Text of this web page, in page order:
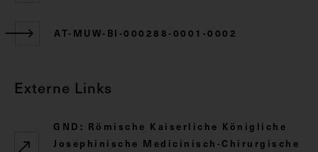
AT-MUW-BI-000288-0001-0002
Externe Links
GND: Römische Kaiserliche Königliche
Josephinische Medicinisch-Chirurgische